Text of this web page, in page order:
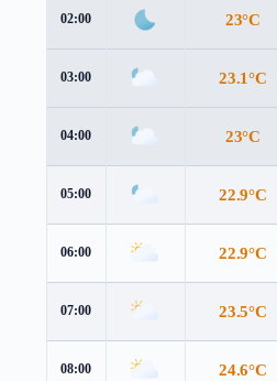
02:00 23°C
03:00 23.1°C
04:00 23°C
05:00 22.9°C
06:00 22.9°C
07:00 23.5°C
08:00 24.6°C